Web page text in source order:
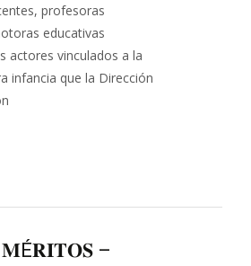
profesoras
educativas
actores vinculados a la
infancia que la Dirección
–